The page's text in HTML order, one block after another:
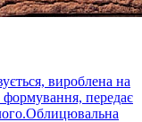
вироблена на
формування, передає